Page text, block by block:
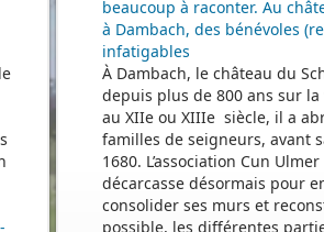
beaucoup à raconter. Au
à Dambach, des bénévoles
infatigables
À Dambach, le château du
depuis plus de 800 ans sur
au XIIe ou XIIIe siècle, il a
familles de seigneurs, avant
1680. L’association Cun
décarcasse désormais pour
consolider ses murs et
possible, les différentes